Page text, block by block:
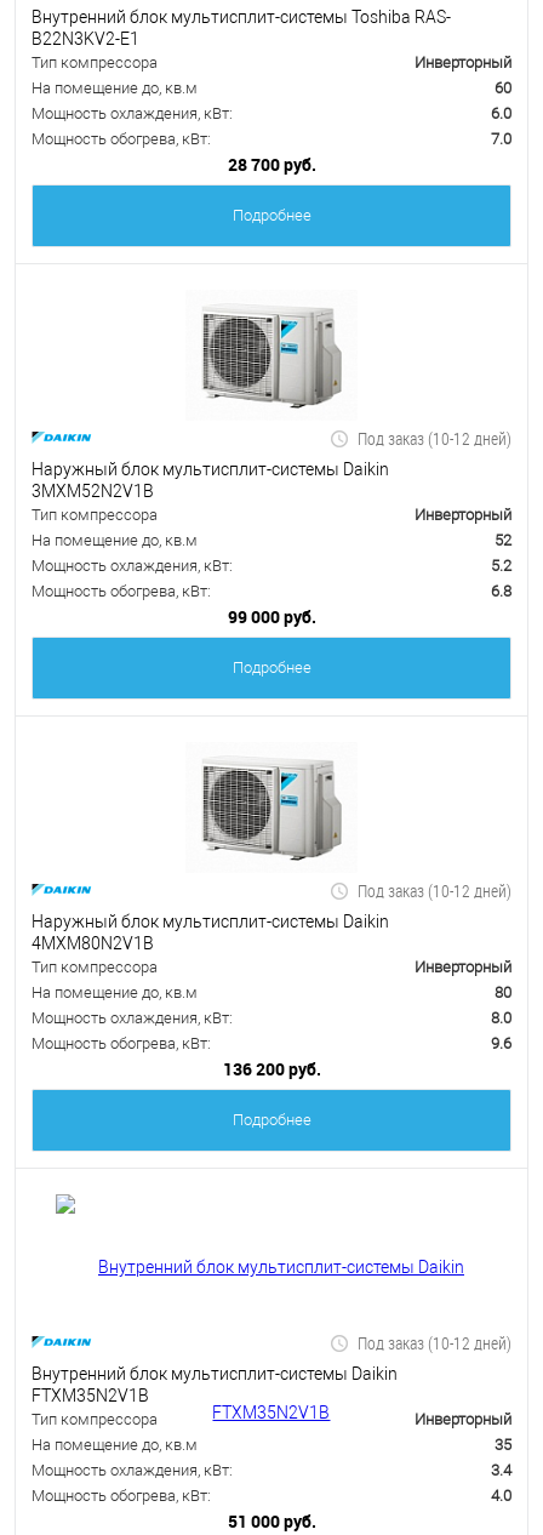
Внутренний блок мультисплит-системы Toshiba RAS-
B22N3KV2-E1
Тип компрессора
Инверторный
На помещение до, кв.м
60
Мощность охлаждения, кВт:
6.0
Мощность обогрева, кВт:
7.0
28 700 руб.
Подробнее
Под заказ (10-12 дней)
Наружный блок мультисплит-системы Daikin
3MXM52N2V1B
Тип компрессора
Инверторный
На помещение до, кв.м
52
Мощность охлаждения, кВт:
5.2
Мощность обогрева, кВт:
6.8
99 000 руб.
Подробнее
Под заказ (10-12 дней)
Наружный блок мультисплит-системы Daikin
4MXM80N2V1B
Тип компрессора
Инверторный
На помещение до, кв.м
80
Мощность охлаждения, кВт:
8.0
Мощность обогрева, кВт:
9.6
136 200 руб.
Подробнее
Под заказ (10-12 дней)
Внутренний блок мультисплит-системы Daikin
FTXM35N2V1B
Тип компрессора
Инверторный
На помещение до, кв.м
35
Мощность охлаждения, кВт:
3.4
Мощность обогрева, кВт:
4.0
51 000 руб.